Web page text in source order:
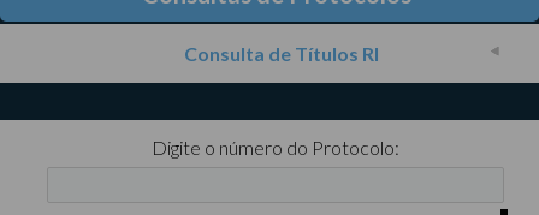
Consulta de Títulos RI
Digite o número do Protocolo: